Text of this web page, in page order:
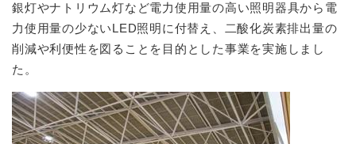
銀灯やナトリウム灯など電力使用量の高い照明器具から電
力使用量の少ないLED照明に付替え、二酸化炭素排出量の
削減や利便性を図ることを目的とした事業を実施しまし
た。